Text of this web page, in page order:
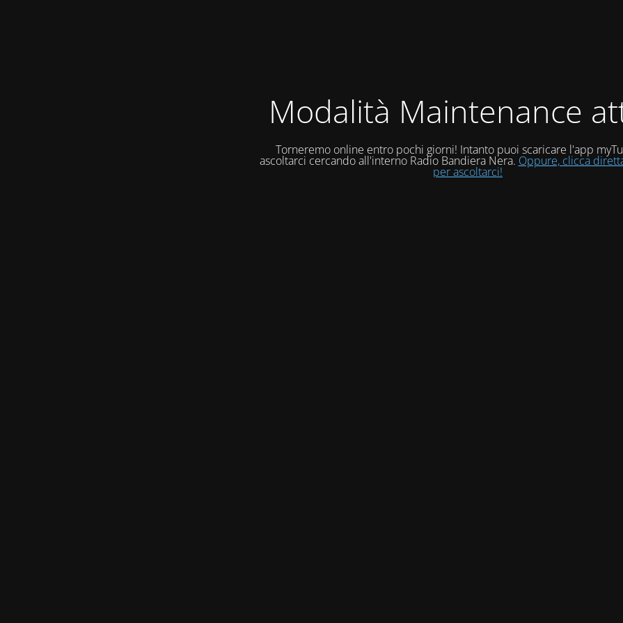
Modalità Maintenance
Torneremo online entro pochi giorni! Intanto puoi scaricare l'app
ascoltarci cercando all'interno Radio Bandiera Nera. Oppure, clicca
per ascoltarci!